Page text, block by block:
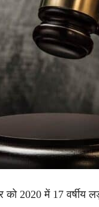
2020 में 17 वर्षीय